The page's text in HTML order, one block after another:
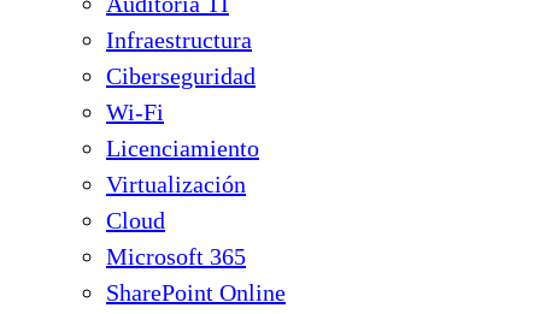
Infraestructura
Ciberseguridad
Wi-Fi
Licenciamiento
Virtualización
Cloud
Microsoft 365
SharePoint Online